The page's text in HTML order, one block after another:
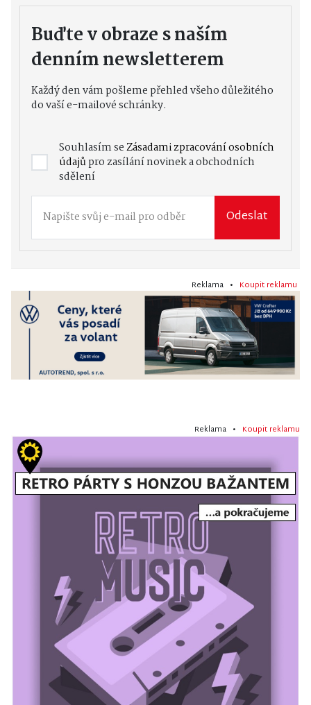
Buďte v obraze s naším
denním newsletterem
Každý den vám pošleme přehled všeho důležitého
do vaší e-mailové schránky.
Souhlasím seZásadami zpracování osobních
údajůpro zasílání novinek a obchodních
sdělení
Odeslat
Reklama • Koupit reklamu
Reklama • Koupit reklamu